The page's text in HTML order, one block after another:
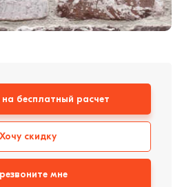
формовки
бесплатный расчет
Хочу скидку
мне